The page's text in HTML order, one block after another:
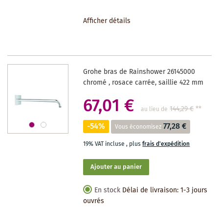
SOUHAITS
Afficher détails
Grohe bras de Rainshower 26145000
chromé , rosace carrée, saillie 422 mm
67,01 € au lieu de 144,29 €**
-54% Vous économisez 77,28 €
19% VAT incluse, plusfrais d'expédition
Ajouter au panier
En stock Délai de livraison: 1-3 jours
ouvrés